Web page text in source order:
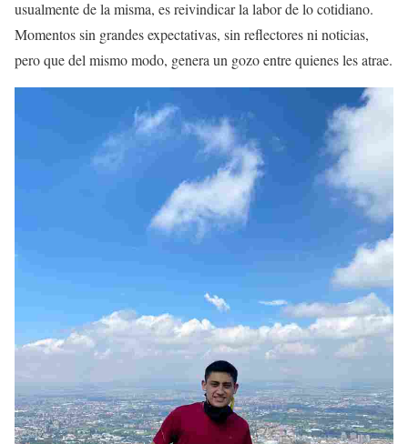
usualmente de la misma, es reivindicar la labor de lo cotidiano.
Momentos sin grandes expectativas, sin reflectores ni noticias,
pero que del mismo modo, genera un gozo entre quienes les atrae.